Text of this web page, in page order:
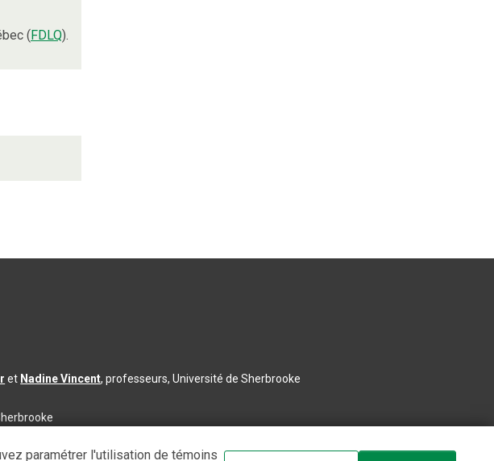
(FDLQ).
et Nadine Vincent, professeurs, Université de Sherbrooke
paramétrer l'utilisation de témoins